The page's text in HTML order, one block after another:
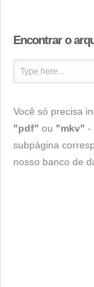
Encontrar o
Você só precisa
"pdf" ou "mkv" -
subpágina
nosso banco de